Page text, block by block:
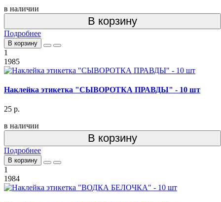
в наличии
В корзину
Подробнее
В корзину
1
1985
Наклейка этикетка "СЫВОРОТКА ПРАВДЫ" - 10 шт
25 р.
в наличии
В корзину
Подробнее
В корзину
1
1984